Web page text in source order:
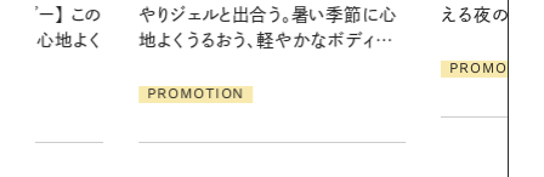
い季節に心
なボディケ
える夜の爽やかご褒美ケア
の一日。汗ば